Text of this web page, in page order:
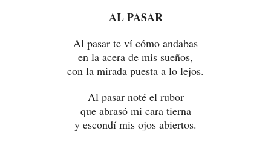
AL PASAR
Al pasar te ví cómo andabas
en la acera de mis sueños,
con la mirada puesta a lo lejos.
Al pasar noté el rubor
que abrasó mi cara tierna
y escondí mis ojos abiertos.